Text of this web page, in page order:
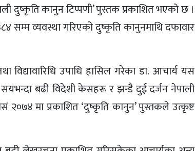
दुष्कृति कानुन टिप्पणी’ पुस्तक प्रकाशित भएको छ ।
सम्म व्यवस्था गरिएको दुष्कृति कानुनमाथि दफावार
विद्यावारिधि उपाधि हासिल गरेका डा. आचार्य यस
बढी विदेशी केसहरू र झन्डै दुई दर्जन नेपाली
२०७४ मा प्रकाशित ‘दुष्कृति कानुन’ पुस्तकले उत्कृष्ट